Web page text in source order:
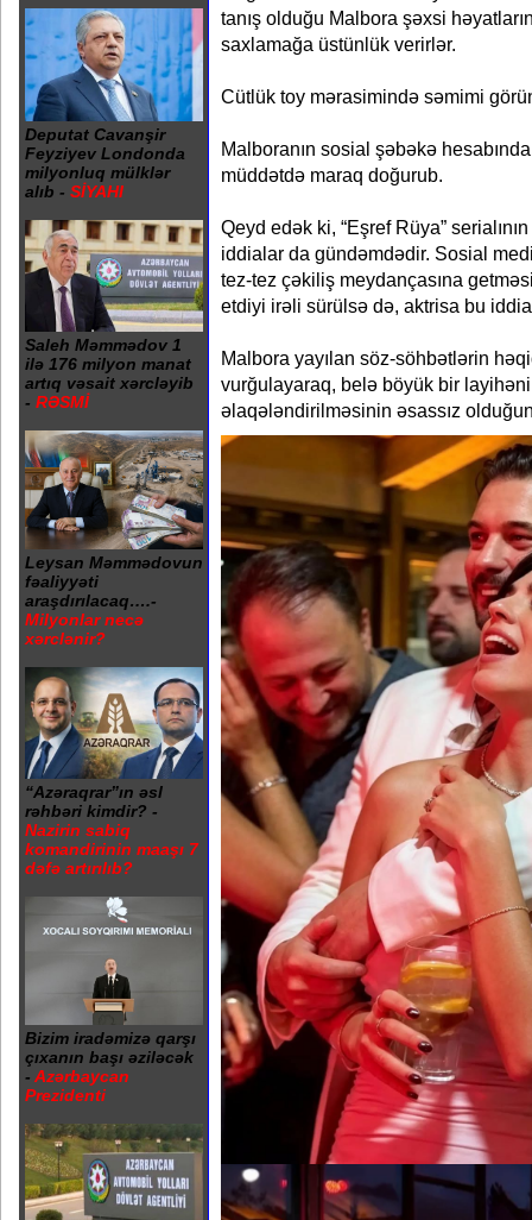
Deputat Cavanşir
Feyziyev Londonda
milyonluq mülklər
alıb - SİYAHI
Saleh Məmmədov 1
ilə 176 milyon manat
artıq vəsait xərcləyib
- RƏSMİ
Leysan Məmmədovun
fəaliyyəti
araşdırılacaq….-
Milyonlar necə
xərclənir?
“Azəraqrar”ın əsl
rəhbəri kimdir? -
Nazirin sabiq
komandirinin maaşı 7
dəfə artırılıb?
Bizim iradəmizə qarşı
çıxanın başı əziləcək
- Azərbaycan
Prezidenti
tanış olduğu Malbora şəxsi
saxlamağa üstünlük verirlər.
Cütlük toy mərasimində səmimi
Malboranın sosial şəbəkə
müddətdə maraq doğurub.
Qeyd edək ki, “Eşref Rüya”
iddialar da gündəmdədir. Sosial
tez-tez çəkiliş meydançasına
etdiyi irəli sürülsə də, aktrisa bu
Malbora yayılan söz-söhbətlərin
vurğulayaraq, belə böyük bir
əlaqələndirilməsinin əsassız